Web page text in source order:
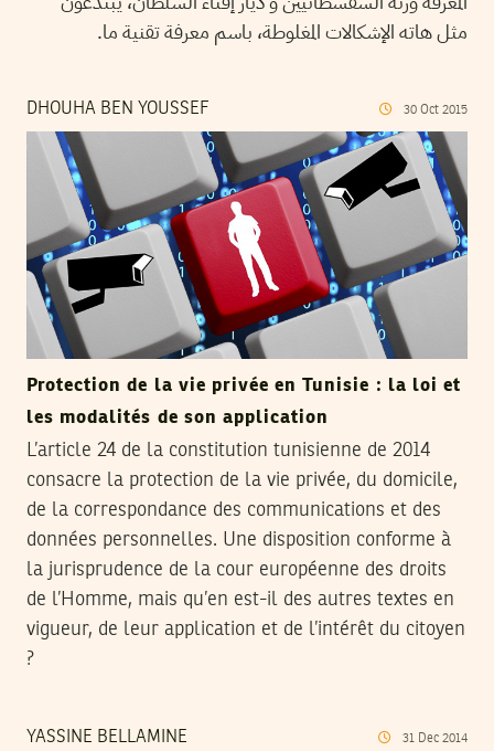
مثل هاته الإشكالات المغلوطة، باسم معرفة تقنية ما.
DHOUHA BEN YOUSSEF 30 Oct 2015
Protection de la vie privée en Tunisie : la loi et
les modalités de son application
L’article 24 de la constitution tunisienne de 2014
consacre la protection de la vie privée, du domicile,
de la correspondance des communications et des
données personnelles. Une disposition conforme à
la jurisprudence de la cour européenne des droits
de l’Homme, mais qu’en est-il des autres textes en
vigueur, de leur application et de l’intérêt du citoyen
?
YASSINE BELLAMINE 31 Dec 2014